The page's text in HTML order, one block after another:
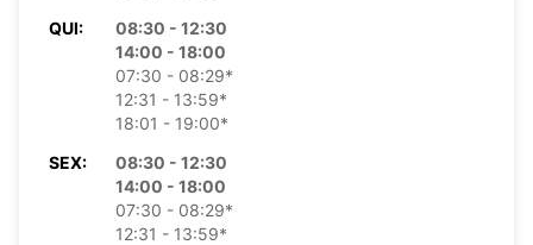
QUI:
08:30 - 12:30
14:00 - 18:00
07:30 - 08:29*
12:31 - 13:59*
18:01 - 19:00*
SEX:
08:30 - 12:30
14:00 - 18:00
07:30 - 08:29*
12:31 - 13:59*